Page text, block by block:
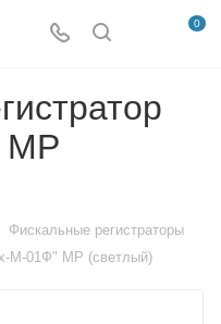
0
МР
Фискальные регистраторы
М-01Ф" МР (светлый)